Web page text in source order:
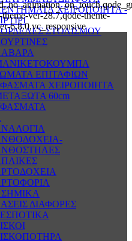
ΧΕΙΡΟΠΟΙΗΤΑ -
ΣΤΟΛΙΣΜΟΥ
ΕΠΙΤΑΦΙΩΝ
ΧΕΙΡΟΠΟΙΗΤΑ
60cm
ΔΙΑΦΟΡΕΣ
ver-28.7,qode-theme-
6.8.0,vc_responsive